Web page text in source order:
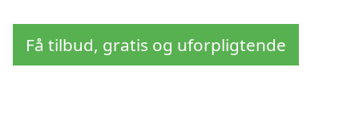
Få tilbud, gratis og uforpligtende